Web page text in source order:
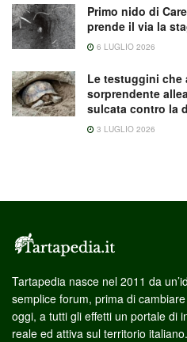
Primo nido di
prende il via la
6 LUGLIO 2026
Le testuggini che
sorprendente
sulcata contro la
3 LUGLIO 2026
Tartapedia nasce nel 2011 da
semplice forum, prima di
oggi, a tutti gli effetti un portale di
reale ed attiva sul territorio italiano.